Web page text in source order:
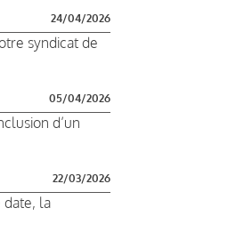
24/04/2026
syndicat de
05/04/2026
d’un
22/03/2026
date, la